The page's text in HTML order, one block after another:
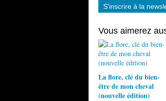
S'inscrire à la
Vous aimerez
La flore, clé du bien-
être de mon cheval
(nouvelle édition)